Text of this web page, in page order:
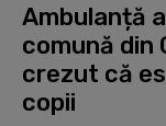
Ambulanță
comună din
crezut că
copii